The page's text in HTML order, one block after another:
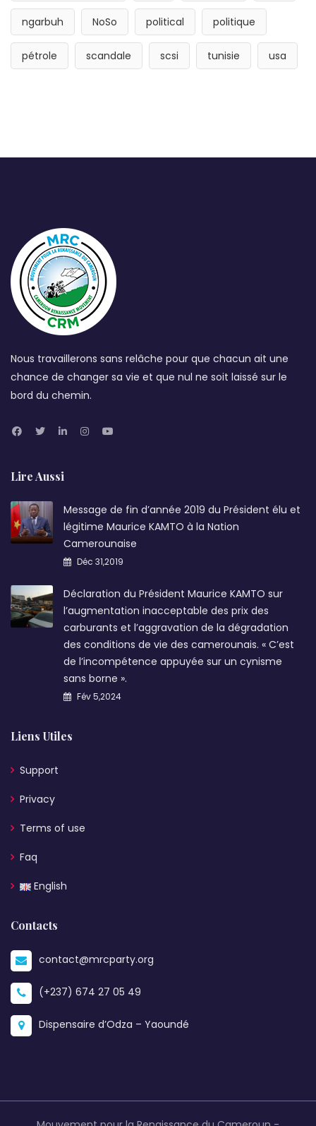
ngarbuh NoSo political politique
pétrole scandale scsi tunisie usa
Nous travaillerons sans relâche pour que chacun ait une
chance de changer sa vie et que nul ne soit laissé sur le
bord du chemin.
Lire Aussi
Message de fin d’année 2019 du Président élu et
légitime Maurice KAMTO à la Nation
Camerounaise
Déc 31,2019
Déclaration du Président Maurice KAMTO sur
l’augmentation inacceptable des prix des
carburants et l’aggravation de la dégradation
des conditions de vie des camerounais. « C’est
de l’incompétence appuyée sur un cynisme
sans borne ».
Fév 5,2024
Liens Utiles
Support
Privacy
Terms of use
Faq
English
Contacts
contact@mrcparty.org
(+237) 674 27 05 49
Dispensaire d’Odza – Yaoundé